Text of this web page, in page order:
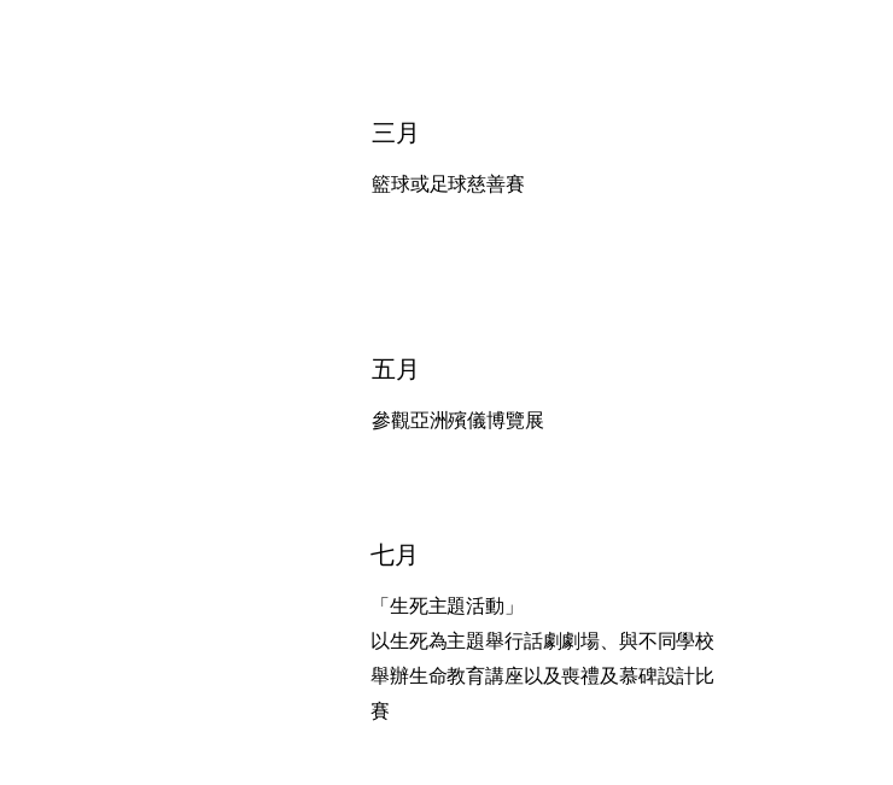
三月
籃球或足球慈善賽
五月
參觀亞洲殯儀博覽展
七月
「生死主題活動」
以生死為主題舉行話劇劇場、與不同學校
舉辦生命教育講座以及喪禮及慕碑設計比
賽